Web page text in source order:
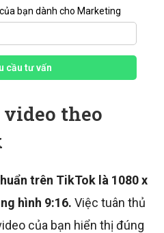
bạn dành cho Marketing
cầu tư vấn
theo
trên TikTok là 1080 x
hình 9:16. Việc tuân thủ
của bạn hiển thị đúng